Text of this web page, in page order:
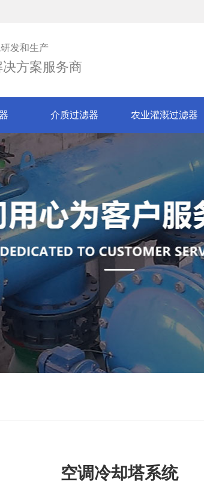
发和生产
方案服务商
介质过滤器 农业灌溉过滤器
空调冷却塔系统